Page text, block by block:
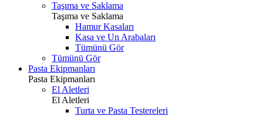
Taşıma ve Saklama
Taşıma ve Saklama
Hamur Kasaları
Kasa ve Un Arabaları
Tümünü Gör
Tümünü Gör
Pasta Ekipmanları
Pasta Ekipmanları
El Aletleri
El Aletleri
Turta ve Pasta Testereleri